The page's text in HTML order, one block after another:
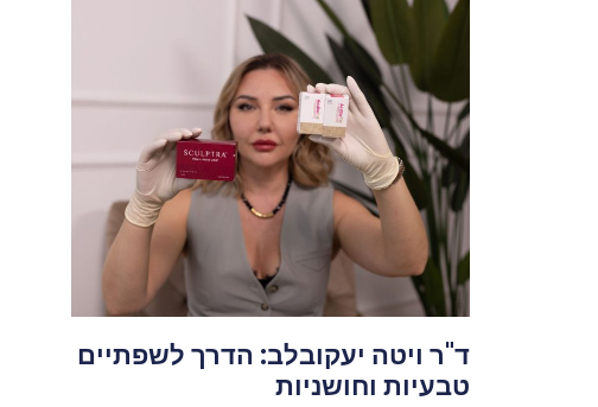
ד"ר ויטה יעקובלב: הדרך לשפתיים
טבעיות וחושניות